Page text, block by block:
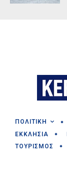
ΠΟΛΙΤΙΚΗ
ΕΚΚΛΗΣΙΑ
ΤΟΥΡΙΣΜΟΣ